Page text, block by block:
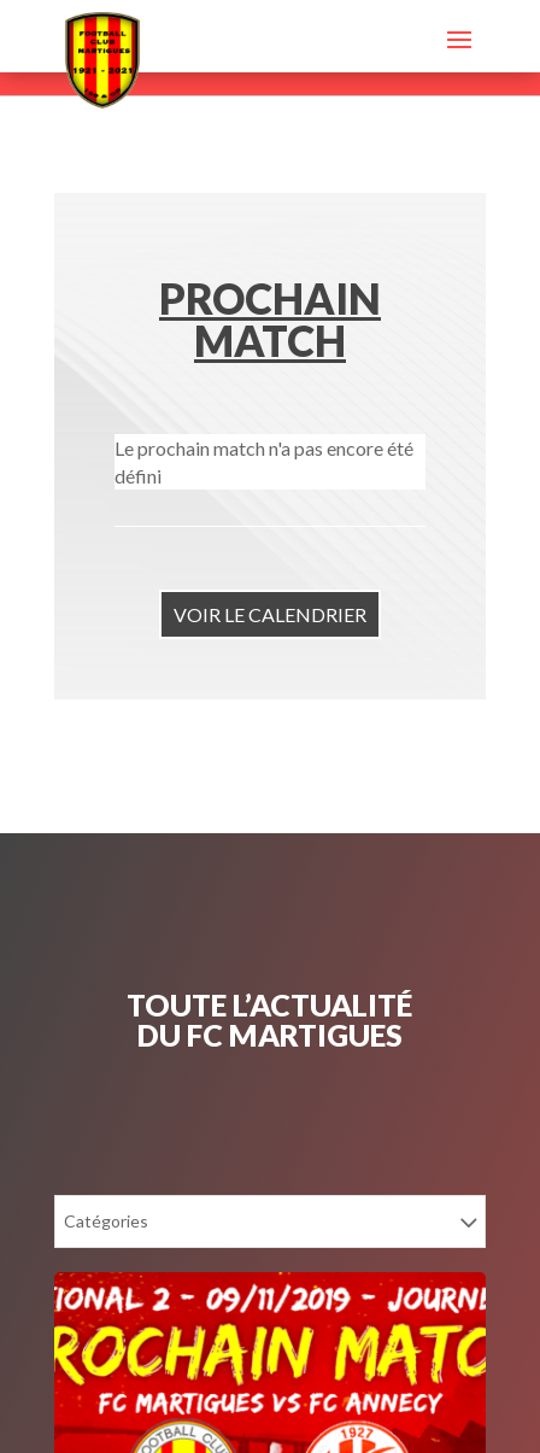
PROCHAIN
MATCH
Le prochain match n'a pas encore été
défini
VOIR LE CALENDRIER
TOUTE L’ACTUALITÉ
DU FC MARTIGUES
Catégories